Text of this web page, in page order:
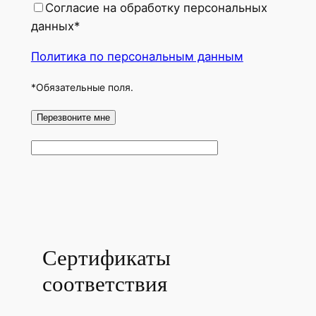
Согласие на обработку персональных
данных*
Политика по персональным данным
*Обязательные поля.
Сертификаты
соответствия